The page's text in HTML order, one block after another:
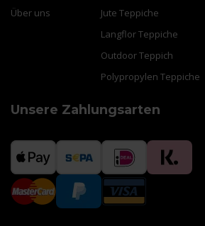
Über uns
Jute Teppiche
Langflor Teppiche
Outdoor Teppich
Polypropylen Teppiche
Unsere Zahlungsarten